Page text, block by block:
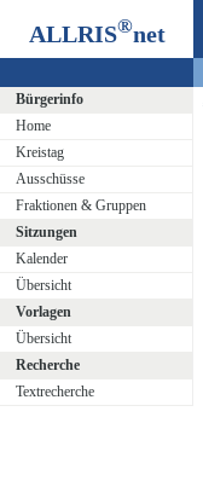
ALLRIS®net
Bürgerinfo
Home
Kreistag
Ausschüsse
Fraktionen & Gruppen
Sitzungen
Kalender
Übersicht
Vorlagen
Übersicht
Recherche
Textrecherche